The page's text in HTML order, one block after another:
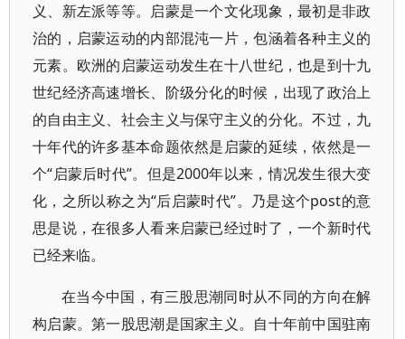
义、新左派等等。启蒙是一个文化现象，最初是非政
治的，启蒙运动的内部混沌一片，包涵着各种主义的
元素。欧洲的启蒙运动发生在十八世纪，也是到十九
世纪经济高速增长、阶级分化的时候，出现了政治上
的自由主义、社会主义与保守主义的分化。不过，九
十年代的许多基本命题依然是启蒙的延续，依然是一
个“启蒙后时代”。但是2000年以来，情况发生很大变
化，之所以称之为“后启蒙时代”。乃是这个post的意
思是说，在很多人看来启蒙已经过时了，一个新时代
已经来临。
在当今中国，有三股思潮同时从不同的方向在解
构启蒙。第一股思潮是国家主义。自十年前中国驻南